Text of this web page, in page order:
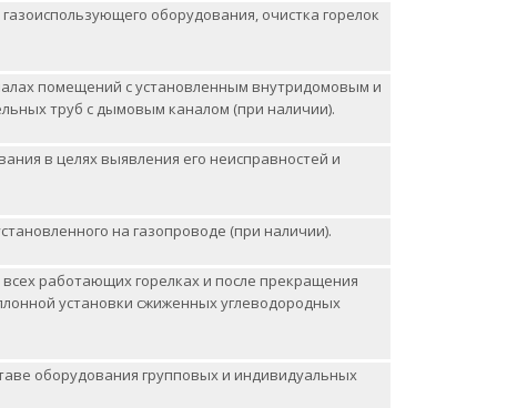
оборудования, очистка горелок
помещений с установленным внутридомовым и
труб с дымовым каналом (при наличии).
в целях выявления его неисправностей и
на газопроводе (при наличии).
работающих горелках и после прекращения
установки сжиженных углеводородных
оборудования групповых и индивидуальных